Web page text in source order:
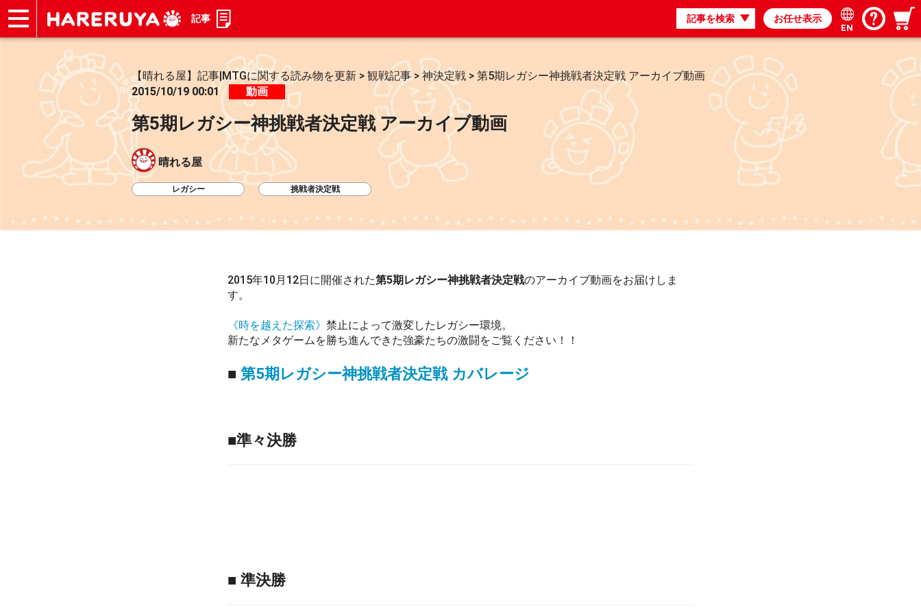
ショップ
デッキ検索
デッキ構築
選手一覧
店舗一覧
イベント
お問い合わせ
記事 記事を検索 お任せ表示
EN
【晴れる屋】記事|MTGに関する読み物を更新 > 観戦記事>神決定戦 > 第5期レガシー神挑戦者決定戦 アーカイブ動画
2015/10/19 00:01
動画
第5期レガシー神挑戦者決定戦 アーカイブ動画
晴れる屋
レガシー 挑戦者決定戦
2015年10月12日に開催された第5期レガシー神挑戦者決定戦のアーカイブ動画をお届けしま
す。
《時を越えた探索》 禁止によって激変したレガシー環境。
新たなメタゲームを勝ち進んできた強豪たちの激闘をご覧ください！！
■ 第5期レガシー神挑戦者決定戦 カバレージ
■準々決勝
■ 準決勝